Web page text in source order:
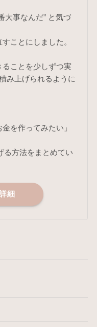
大事なんだ” と気づ
ことにしました。
ことを少しずつ実
み上げられるように
を作ってみたい」
る方法をまとめてい
細